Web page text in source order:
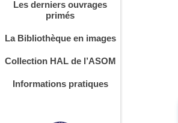
Les derniers ouvrages
primés
La Bibliothèque en images
Collection HAL de l’ASOM
Informations pratiques